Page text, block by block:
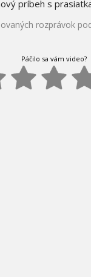
príbeh s
rozprávok
Páčilo sa vám video?